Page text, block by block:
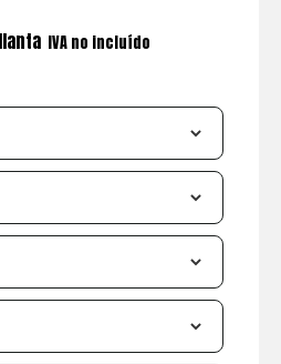
IVA no incluído